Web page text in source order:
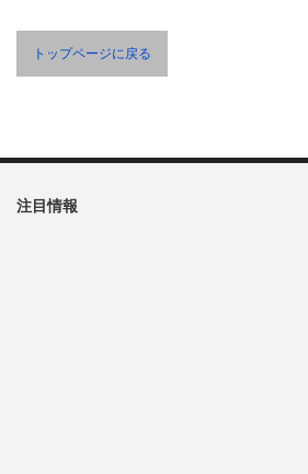
トップページに戻る
注目情報